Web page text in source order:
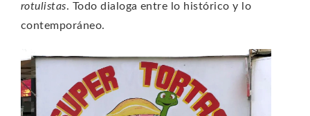
rotulistas. Todo dialoga entre lo histórico y lo
contemporáneo.